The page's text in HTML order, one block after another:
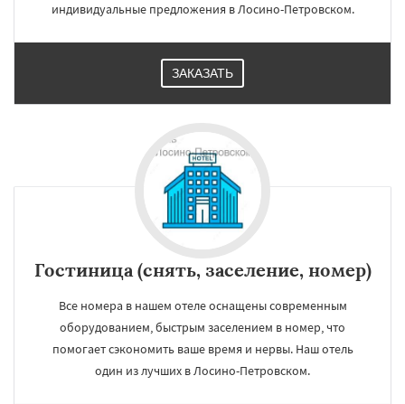
индивидуальные предложения в Лосино-Петровском.
ЗАКАЗАТЬ
Гостиница (снять, заселение, номер)
Все номера в нашем отеле оснащены современным
оборудованием, быстрым заселением в номер, что
помогает сэкономить ваше время и нервы. Наш отель
один из лучших в Лосино-Петровском.